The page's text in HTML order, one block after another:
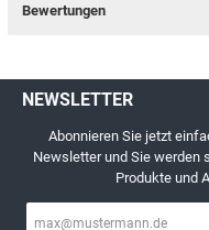
Bewertungen
NEWSLETTER
Abonnieren Sie jetzt
Newsletter und Sie werden
Produkte und